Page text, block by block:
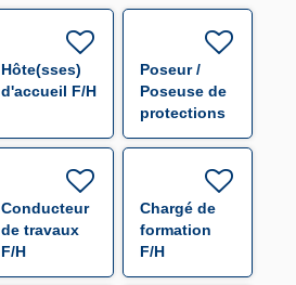
Hôte(sses)
d'accueil F/H
Poseur /
Poseuse de
protections
temporaires
navale F/H
Conducteur
de travaux
F/H
Chargé de
formation
F/H